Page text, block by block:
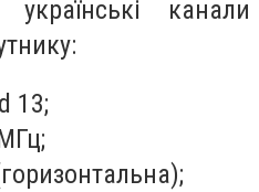
канали
13;